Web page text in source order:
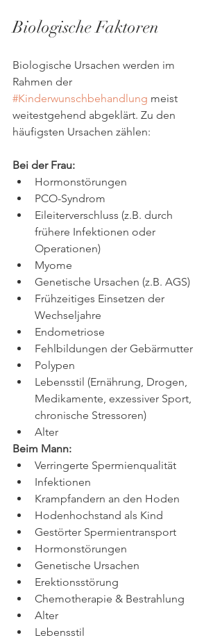
Biologische Faktoren
Biologische Ursachen werden im
Rahmen der
#Kinderwunschbehandlung meist
weitestgehend abgeklärt. Zu den
häufigsten Ursachen zählen:
Bei der Frau:
Hormonstörungen
PCO-Syndrom
Eileiterverschluss (z.B. durch
frühere Infektionen oder
Operationen)
Myome
Genetische Ursachen (z.B. AGS)
Frühzeitiges Einsetzen der
Wechseljahre
Endometriose
Fehlbildungen der Gebärmutter
Polypen
Lebensstil (Ernährung, Drogen,
Medikamente, exzessiver Sport,
chronische Stressoren)
Alter
Beim Mann:
Verringerte Spermienqualität
Infektionen
Krampfandern an den Hoden
Hodenhochstand als Kind
Gestörter Spermientransport
Hormonstörungen
Genetische Ursachen
Erektionsstörung
Chemotherapie & Bestrahlung
Alter
Lebensstil